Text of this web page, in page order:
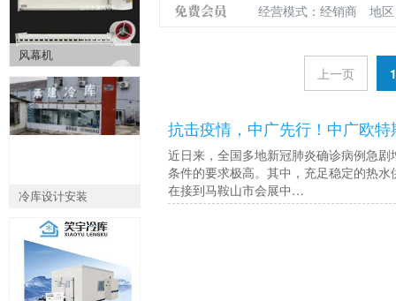
经营模式：经销商
地
上一页 1
抗击疫情，中广先行！中广欧
近日来，全国多地新冠肺炎确诊病例急
条件的要求极高。其中，充足稳定的热
在接到马鞍山市会展中…
风幕机
冷库设计安装